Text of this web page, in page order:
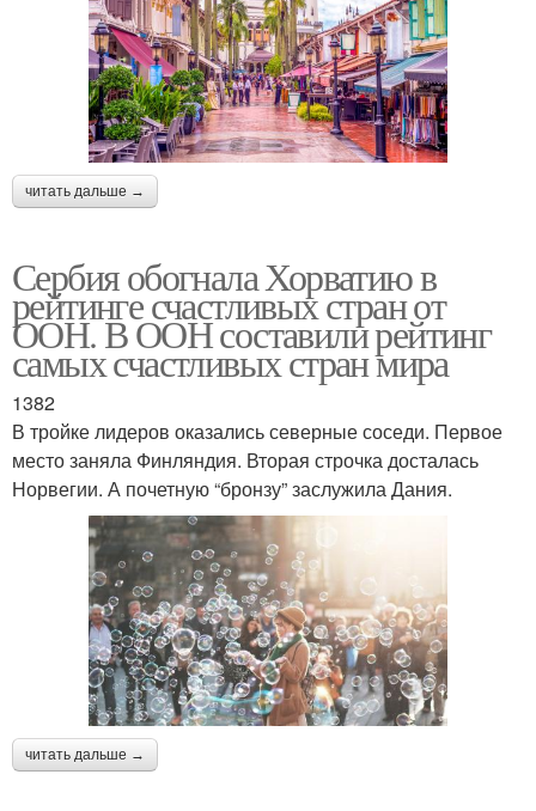
читать дальше →
Сербия обогнала Хорватию в
рейтинге счастливых стран от
ООН. В ООН составили рейтинг
самых счастливых стран мира
1382
В тройке лидеров оказались северные соседи. Первое
место заняла Финляндия. Вторая строчка досталась
Норвегии. А почетную “бронзу” заслужила Дания.
читать дальше →